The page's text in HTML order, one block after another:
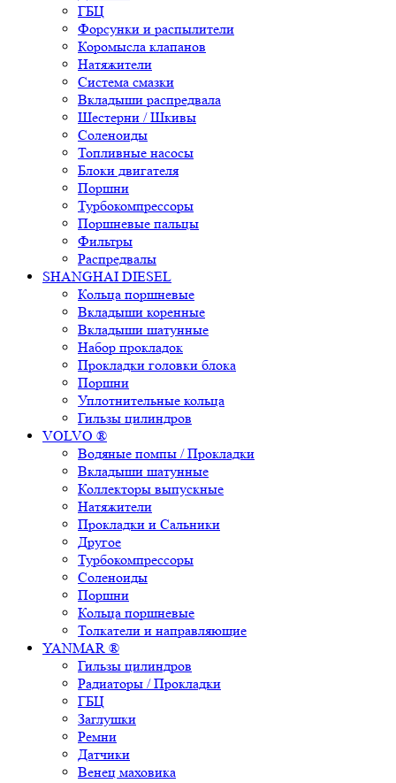
ГБЦ
Форсунки и распылители
Коромысла клапанов
Натяжители
Система смазки
Вкладыши распредвала
Шестерни / Шкивы
Соленоиды
Топливные насосы
Блоки двигателя
Поршни
Турбокомпрессоры
Поршневые пальцы
Фильтры
Распредвалы
SHANGHAI DIESEL
Кольца поршневые
Вкладыши коренные
Вкладыши шатунные
Набор прокладок
Прокладки головки блока
Поршни
Уплотнительные кольца
Гильзы цилиндров
VOLVO ®
Водяные помпы / Прокладки
Вкладыши шатунные
Коллекторы выпускные
Натяжители
Прокладки и Сальники
Другое
Турбокомпрессоры
Соленоиды
Поршни
Кольца поршневые
Толкатели и направляющие
YANMAR ®
Гильзы цилиндров
Радиаторы / Прокладки
ГБЦ
Заглушки
Ремни
Датчики
Венец маховика